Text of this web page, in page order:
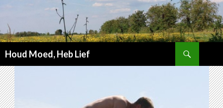
Houd Moed, Heb Lief
NAAR
INHOUD